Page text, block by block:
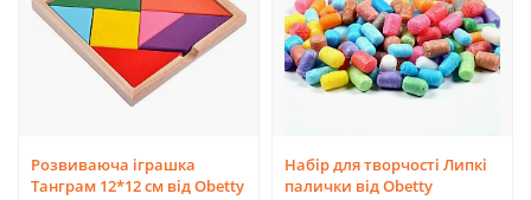
Розвиваюча іграшка
Танграм 12*12 см від Obetty
Набір для творчості Липкі
палички від Obetty